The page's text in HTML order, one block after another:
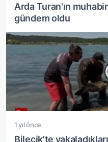
Arda Turan'ın
gündem oldu
1 yıl önce
Bilecik'te